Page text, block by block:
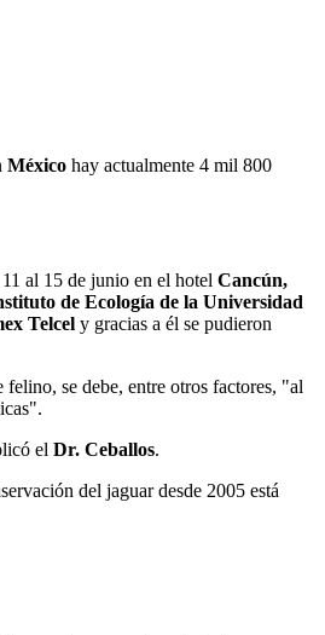
México hay actualmente 4 mil 800
al 15 de junio en el hotel Cancún,
de Ecología de la Universidad
Telcel y gracias a él se pudieron
se debe, entre otros factores, "al
el Dr. Ceballos.
del jaguar desde 2005 está